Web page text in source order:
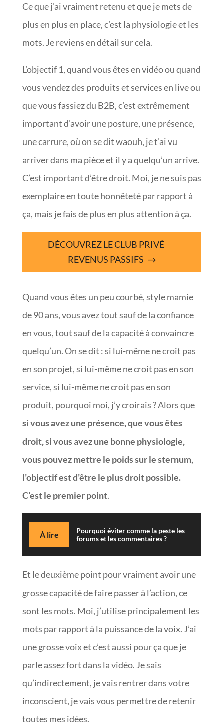
Ce que j’ai vraiment retenu et que je mets de
plus en plus en place, c’est la physiologie et les
mots. Je reviens en détail sur cela.
L’objectif 1, quand vous êtes en vidéo ou quand
vous vendez des produits et services en live ou
que vous fassiez du B2B, c’est extrêmement
important d’avoir une posture, une présence,
une carrure, où on se dit waouh, je t’ai vu
arriver dans ma pièce et il y a quelqu’un arrive.
C’est important d’être droit. Moi, je ne suis pas
exemplaire en toute honnêteté par rapport à
ça, mais je fais de plus en plus attention à ça.
DÉCOUVREZ LE CLUB PRIVÉ
REVENUS PASSIFS
Quand vous êtes un peu courbé, style mamie
de 90 ans, vous avez tout sauf de la confiance
en vous, tout sauf de la capacité à convaincre
quelqu’un. On se dit : si lui-même ne croit pas
en son projet, si lui-même ne croit pas en son
service, si lui-même ne croit pas en son
produit, pourquoi moi, j’y croirais ? Alors que
si vous avez une présence, que vous êtes
droit, si vous avez une bonne physiologie,
vous pouvez mettre le poids sur le sternum,
l’objectif est d’être le plus droit possible.
C’est le premier point.
À lire
Pourquoi éviter comme la peste les
forums et les commentaires ?
Et le deuxième point pour vraiment avoir une
grosse capacité de faire passer à l’action, ce
sont les mots. Moi, j’utilise principalement les
mots par rapport à la puissance de la voix. J’ai
une grosse voix et c’est aussi pour ça que je
parle assez fort dans la vidéo. Je sais
qu’indirectement, je vais rentrer dans votre
inconscient, je vais vous permettre de retenir
toutes mes idées.